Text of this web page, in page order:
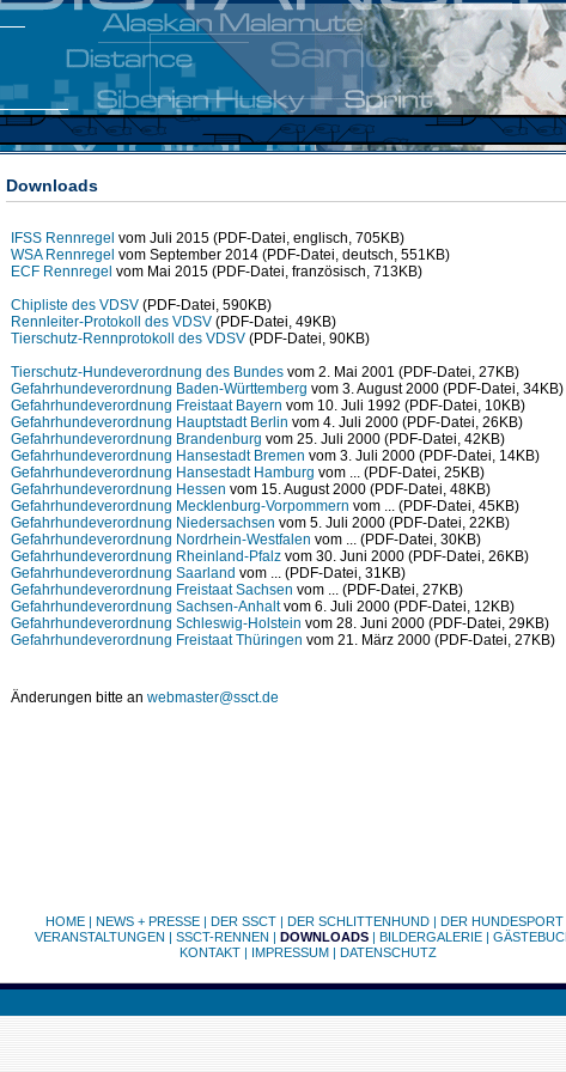
Downloads
IFSS Rennregel vom Juli 2015 (PDF-Datei, englisch, 705KB)
WSA Rennregel vom September 2014 (PDF-Datei, deutsch, 551KB)
ECF Rennregel vom Mai 2015 (PDF-Datei, französisch, 713KB)
Chipliste des VDSV (PDF-Datei, 590KB)
Rennleiter-Protokoll des VDSV (PDF-Datei, 49KB)
Tierschutz-Rennprotokoll des VDSV (PDF-Datei, 90KB)
Tierschutz-Hundeverordnung des Bundes vom 2. Mai 2001 (PDF-Datei, 27KB)
Gefahrhundeverordnung Baden-Württemberg vom 3. August 2000 (PDF-Datei, 34KB)
Gefahrhundeverordnung Freistaat Bayern vom 10. Juli 1992 (PDF-Datei, 10KB)
Gefahrhundeverordnung Hauptstadt Berlin vom 4. Juli 2000 (PDF-Datei, 26KB)
Gefahrhundeverordnung Brandenburg vom 25. Juli 2000 (PDF-Datei, 42KB)
Gefahrhundeverordnung Hansestadt Bremen vom 3. Juli 2000 (PDF-Datei, 14KB)
Gefahrhundeverordnung Hansestadt Hamburg vom ... (PDF-Datei, 25KB)
Gefahrhundeverordnung Hessen vom 15. August 2000 (PDF-Datei, 48KB)
Gefahrhundeverordnung Mecklenburg-Vorpommern vom ... (PDF-Datei, 45KB)
Gefahrhundeverordnung Niedersachsen vom 5. Juli 2000 (PDF-Datei, 22KB)
Gefahrhundeverordnung Nordrhein-Westfalen vom ... (PDF-Datei, 30KB)
Gefahrhundeverordnung Rheinland-Pfalz vom 30. Juni 2000 (PDF-Datei, 26KB)
Gefahrhundeverordnung Saarland vom ... (PDF-Datei, 31KB)
Gefahrhundeverordnung Freistaat Sachsen vom ... (PDF-Datei, 27KB)
Gefahrhundeverordnung Sachsen-Anhaltvom 6. Juli 2000 (PDF-Datei, 12KB)
Gefahrhundeverordnung Schleswig-Holstein vom 28. Juni 2000 (PDF-Datei, 29KB)
Gefahrhundeverordnung Freistaat Thüringen vom 21. März 2000 (PDF-Datei, 27KB)
Änderungen bitte an webmaster@ssct.de
HOME| NEWS + PRESSE| DER SSCT| DER SCHLITTENHUND| DER HUNDESPORT
VERANSTALTUNGEN | SSCT-RENNEN | DOWNLOADS| BILDERGALERIE|
KONTAKT| IMPRESSUM| DATENSCHUTZ